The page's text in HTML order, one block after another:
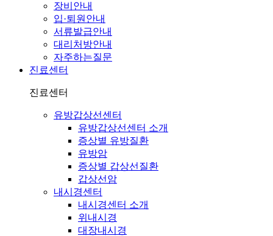
장비안내
입·퇴원안내
서류발급안내
대리처방안내
자주하는질문
진료센터
진료센터
유방갑상선센터
유방갑상선센터 소개
증상별 유방질환
유방암
증상별 갑상선질환
갑상선암
내시경센터
내시경센터 소개
위내시경
대장내시경